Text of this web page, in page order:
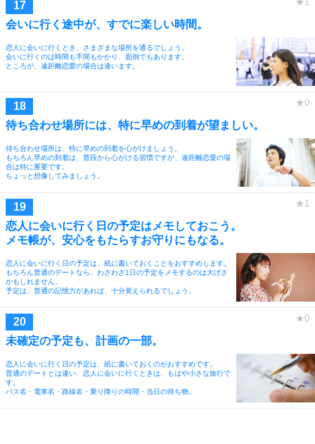
会いに行く途中が、すでに楽しい時間。
恋人に会いに行くとき、さまざまな場所を通るでしょう。
会いに行くのは時間も手間もかかり、面倒でもあります。
ところが、遠距離恋愛の場合は違います。
待ち合わせ場所には、特に早めの到着が望ましい。
待ち合わせ場所は、特に早めの到着を心がけましょう。
もちろん早めの到着は、普段から心がける習慣ですが、遠距離恋愛の場
合は特に重要です。
ちょっと想像してみましょう。
恋人に会いに行く日の予定はメモしておこう。
メモ帳が、安心をもたらすお守りにもなる。
恋人に会いに行く日の予定は、紙に書いておくことをおすすめします。
もちろん普通のデートなら、わざわざ1日の予定をメモするのは大げさ
かもしれません。
予定は、普通の記憶力があれば、十分覚えられるでしょう。
未確定の予定も、計画の一部。
恋人に会いに行く日の予定は、紙に書いておくのがおすすめです。
普通のデートとは違い、恋人に会いに行くときは、もはや小さな旅行で
す。
バス名・電車名・路線名・乗り降りの時間・当日の持ち物。